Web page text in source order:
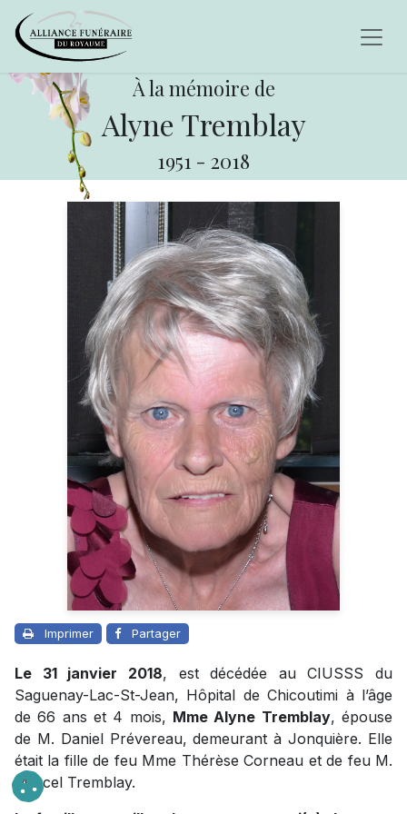
À la mémoire de
Alyne Tremblay
1951 - 2018
Imprimer Partager
Le 31 janvier 2018, est décédée au CIUSSS du
Saguenay-Lac-St-Jean, Hôpital de Chicoutimi à l’âge
de 66 ans et 4 mois, Mme Alyne Tremblay, épouse
de M. Daniel Prévereau, demeurant à Jonquière. Elle
était la fille de feu Mme Thérèse Corneau et de feu M.
Marcel Tremblay.